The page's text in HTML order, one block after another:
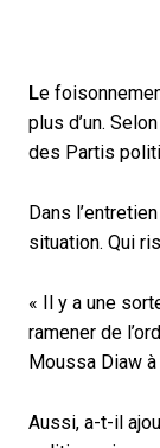
Le
plus d’un.
des Partis
Dans
situation. Qui
« Il y a une
ramener de
Moussa Diaw
Aussi, a-t-il